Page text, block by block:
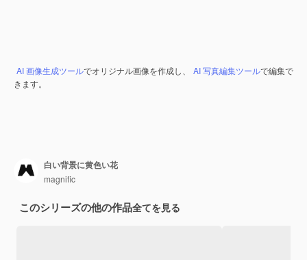
AI 画像生成ツールでオリジナル画像を作成し、 AI 写真編集ツールで編集で
きます。
白い背景に黄色い花
magnific
このシリーズの他の作品全てを見る